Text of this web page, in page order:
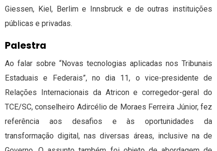
Giessen, Kiel, Berlim e Innsbruck e de outras instituições
públicas e privadas.
Palestra
Ao falar sobre “Novas tecnologias aplicadas nos Tribunais
Estaduais e Federais”, no dia 11, o vice-presidente de
Relações Internacionais da Atricon e corregedor-geral do
TCE/SC, conselheiro Adircélio de Moraes Ferreira Júnior, fez
referência aos desafios e às oportunidades da
transformação digital, nas diversas áreas, inclusive na de